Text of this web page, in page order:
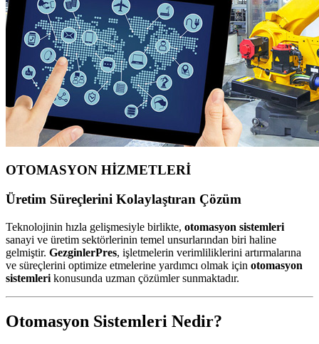
OTOMASYON HİZMETLERİ
Üretim Süreçlerini Kolaylaştıran Çözüm
Teknolojinin hızla gelişmesiyle birlikte, otomasyon sistemleri
sanayi ve üretim sektörlerinin temel unsurlarından biri haline
gelmiştir. GezginlerPres, işletmelerin verimliliklerini artırmalarına
ve süreçlerini optimize etmelerine yardımcı olmak için otomasyon
sistemleri konusunda uzman çözümler sunmaktadır.
Otomasyon Sistemleri Nedir?